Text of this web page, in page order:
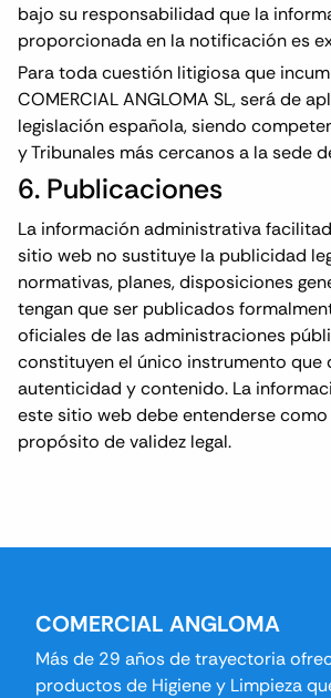
bajo su responsabilidad que la
proporcionada en la notificación es
Para toda cuestión litigiosa que
COMERCIAL ANGLOMA SL, será de
legislación española, siendo
y Tribunales más cercanos a la sede
6. Publicaciones
La información administrativa
sitio web no sustituye la publicidad
normativas, planes, disposiciones
tengan que ser publicados
oficiales de las administraciones
constituyen el único instrumento que
autenticidad y contenido. La
este sitio web debe entenderse como
propósito de validez legal.
COMERCIAL ANGLOMA
Más de 29 años de trayectoria
productos de Higiene y Limpieza